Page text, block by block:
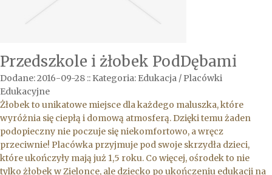
Przedszkole i żłobek PodDębami
Dodane: 2016-09-28 :: Kategoria: Edukacja / Placówki
Edukacyjne
Żłobek to unikatowe miejsce dla każdego maluszka, które
wyróżnia się ciepłą i domową atmosferą. Dzięki temu żaden
podopieczny nie poczuje się niekomfortowo, a wręcz
przeciwnie! Placówka przyjmuje pod swoje skrzydła dzieci,
które ukończyły mają już 1,5 roku. Co więcej, ośrodek to nie
tylko żłobek w Zielonce, ale dziecko po ukończeniu edukacji na